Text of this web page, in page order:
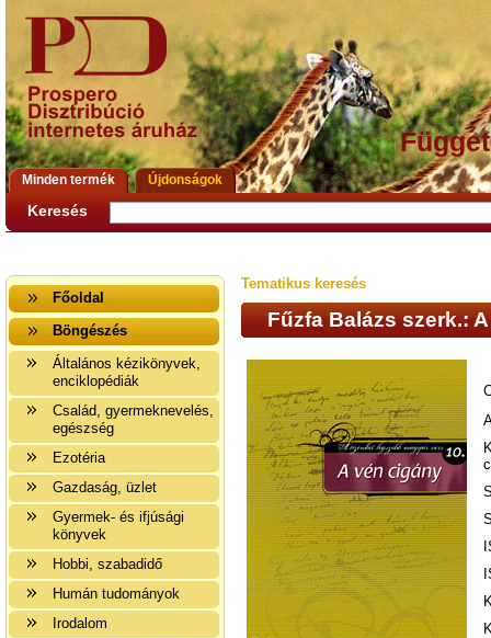
Minden termék Újdonságok
Keresés
Főoldal
Böngészés
Általános kézikönyvek,
enciklopédiák
Család, gyermeknevelés,
egészség
Ezotéria
Gazdaság, üzlet
Gyermek- és ifjúsági
könyvek
Hobbi, szabadidő
Humán tudományok
Irodalom
Tematikus keresés
Fűzfa Balázs szerk.: